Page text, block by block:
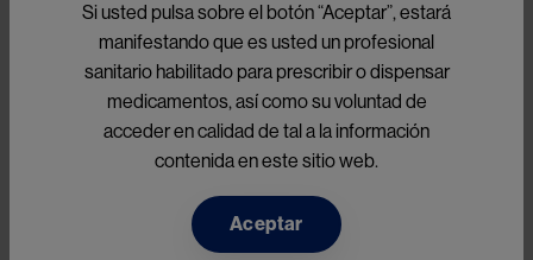
AlergoPro
Si usted pulsa sobre el botón “Aceptar”, estará
manifestando que es usted un profesional
sanitario habilitado para prescribir o dispensar
medicamentos, así como su voluntad de
acceder en calidad de tal a la información
contenida en este sitio web.
Aceptar